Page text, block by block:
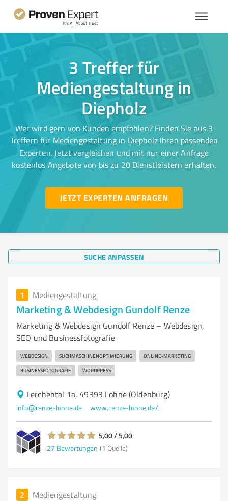
3 Treffer für
Mediengestaltung in
Diepholz
Wer wird gern von Kunden empfohlen? Finden Sie aus 3
Treffern für Mediengestaltung in Diepholz Ihren passenden
Experten. Jetzt vergleichen und mit nur einer Anfrage
kostenlos Angebote von bis zu 20 Dienstleistern erhalten.
JETZT EXPERTEN ANFRAGEN
SUCHE ANPASSEN
1 Mediengestaltung
Marketing & Webdesign Gundolf Renze
Marketing & Webdesign Gundolf Renze – Webdesign,
SEO und Businessfotografie
WEBDESIGN SUCHMASCHINENOPTIMIERUNG ONLINE-MARKETING
BUSINESSFOTOGRAFIE WORDPRESS
Lerchental 1a, 49393 Lohne (Oldenburg)
info@renze-lohne.de www.renze-lohne.de/
5,00 / 5,00
27 Bewertungen (1 Quelle)
2 Mediengestaltung